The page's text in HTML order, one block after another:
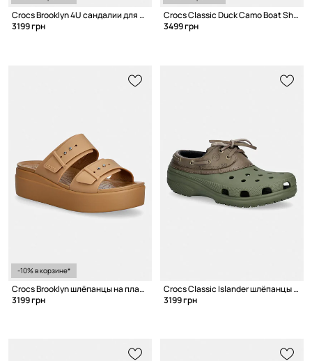
Crocs Brooklyn 4U сандалии для женщин
3199 грн
Crocs Classic Duck Camo Boat Shoe мокасины для мужчин
3499 грн
-10% в корзине*
Crocs Brooklyn шлёпанцы на платформе для женщин
3199 грн
Crocs Classic Islander шлёпанцы для мужчин
3199 грн